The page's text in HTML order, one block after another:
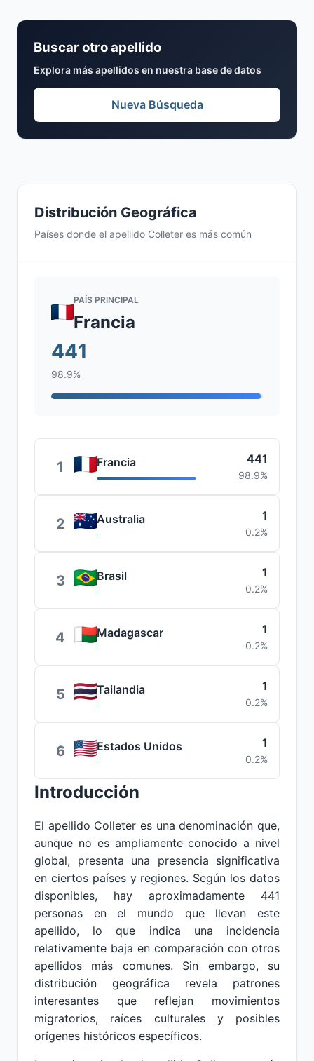
Distribución Geográfica
Países donde el apellido Colleter es más común
PAÍS PRINCIPAL
Francia
441
98.9%
1 Francia 441
98.9%
2 Australia 1
0.2%
3 Brasil 1
0.2%
4 Madagascar 1
0.2%
5 Tailandia 1
0.2%
6 Estados Unidos 1
0.2%
Introducción
El apellido Colleter es una denominación que,
aunque no es ampliamente conocido a nivel
global, presenta una presencia significativa
en ciertos países y regiones. Según los datos
disponibles, hay aproximadamente 441
personas en el mundo que llevan este
apellido, lo que indica una incidencia
relativamente baja en comparación con otros
apellidos más comunes. Sin embargo, su
distribución geográfica revela patrones
interesantes que reflejan movimientos
migratorios, raíces culturales y posibles
orígenes históricos específicos.
Buscar otro apellido
Explora más apellidos en nuestra base de datos
Nueva Búsqueda